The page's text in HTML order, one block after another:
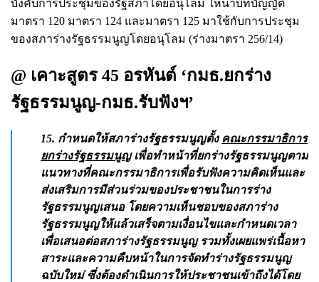
บังคับการประชุมของรัฐสภาโดยอนุโลม ให้นำบทบัญญัติ
มาตรา 120 มาตรา 124 และมาตรา 125 มาใช้กับการประชุม
ของสภาร่างรัฐธรรมนูญโดยอนุโลม (ร่างมาตรา 256/14)
@ เคาะสูตร 45 อรหันต์ ‘กมธ.ยกร่าง
รัฐธรรมนูญ-กมธ.รับฟังฯ’
15. กำหนดให้สภาร่างรัฐธรรมนูญตั้ง คณะกรรมาธิการ
ยกร่างรัฐธรรมนูญเพื่อทำหน้าที่ยกร่างรัฐธรรมนูญตาม
แนวทางที่คณะกรรมาธิการเพื่อรับฟังความคิดเห็นและ
ส่งเสริมการมีส่วนร่วมของประชาชนในการร่าง
รัฐธรรมนูญเสนอ โดยความเห็นชอบของสภาร่าง
รัฐธรรมนูญให้แล้วเสร็จตามเงื่อนไขและกำหนดเวลา
เพื่อเสนอต่อสภาร่างรัฐธรรมนูญ รวมทั้งเผยแพร่เนื้อหา
สาระและความคืบหน้าในการจัดทำร่างรัฐธรรมนูญ
ฉบับใหม่ ซึ่งต้องดำเนินการให้ประชาชนเข้าถึงได้โดย